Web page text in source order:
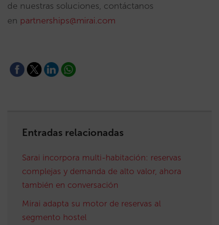
de nuestras soluciones, contáctanos
en partnerships@mirai.com
Entradas relacionadas
Sarai incorpora multi-habitación: reservas
complejas y demanda de alto valor, ahora
también en conversación
Mirai adapta su motor de reservas al
segmento hostel